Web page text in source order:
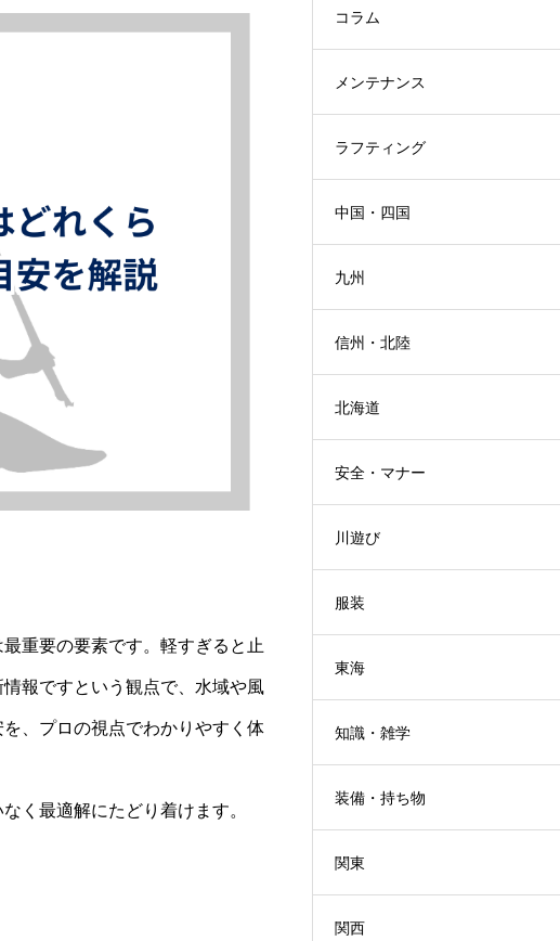
重要の要素です。軽すぎると止
報ですという観点で、水域や風
、プロの視点でわかりやすく体
く最適解にたどり着けます。
コラム
メンテナンス
ラフティング
中国・四国
九州
信州・北陸
北海道
安全・マナー
川遊び
服装
東海
知識・雑学
装備・持ち物
関東
関西